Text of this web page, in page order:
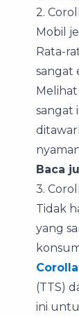
2.
Mobil
Rata-
sangat
Melihat
sangat
Baca
3.
Tidak
yang
(TTS)
ini